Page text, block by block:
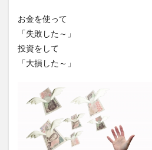
お金を使って
「失敗した～」
投資をして
「大損した～」